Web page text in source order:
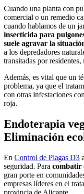
Cuando una planta con
comercial o un remedio
cuando hablamos de un
insecticida para
suele agravar la
a los depredadores
transitadas por residentes,
Además, es vital que un
problema, ya que el
con otras infestaciones
roja.
Endoterapia
Eliminación
En Control de Plagas D3
seguridad. Para combatir
gran porte en
empresas líderes en el
provincia de Alicante.